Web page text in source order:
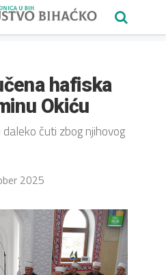
hafiska
Okiću
čuti zbog njihovog
2025